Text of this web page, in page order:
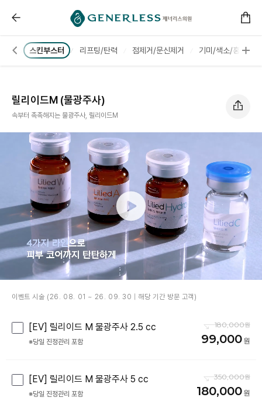
릴리이드M (물광주사) :: 부천피부과
코 스킨부스터 리프팅/탄력 점제거/문신제거 기미/색소/홍조
릴리이드M (물광주사)
속부터 촉촉해지는 물광주사, 릴리이드M
이벤트 시술 (26. 08. 01 ~ 26. 09. 30 | 해당 기간 방문 고객)
[EV] 릴리이드 M 물광주사 2.5 cc
※당일 진정관리 포함
180,000
99,000
[EV] 릴리이드 M 물광주사 5 cc
※당일 진정관리 포함
350,000
180,000